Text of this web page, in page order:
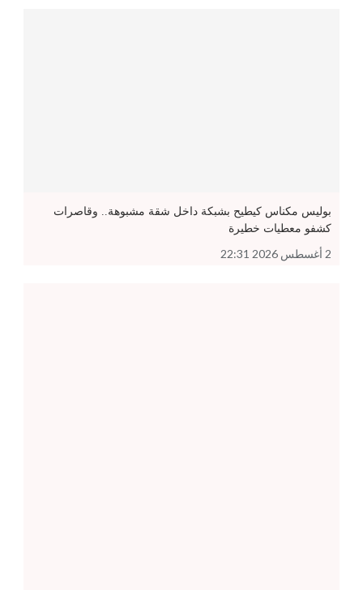
بوليس مكناس كيطيح بشبكة داخل شقة مشبوهة.. وقاصرات
كشفو معطيات خطيرة
2 أغسطس 2026 22:31